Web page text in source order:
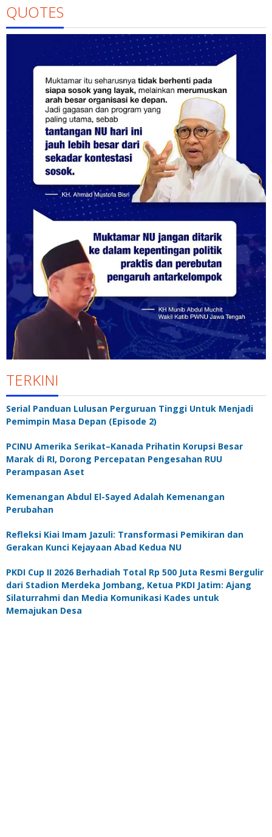
QUOTES
TERKINI
Serial Panduan Lulusan Perguruan Tinggi Untuk Menjadi
Pemimpin Masa Depan (Episode 2)
PCINU Amerika Serikat–Kanada Prihatin Korupsi Besar
Marak di RI, Dorong Percepatan Pengesahan RUU
Perampasan Aset
Kemenangan Abdul El-Sayed Adalah Kemenangan
Perubahan
Refleksi Kiai Imam Jazuli: Transformasi Pemikiran dan
Gerakan Kunci Kejayaan Abad Kedua NU
PKDI Cup II 2026 Berhadiah Total Rp 500 Juta Resmi Bergulir
dari Stadion Merdeka Jombang, Ketua PKDI Jatim: Ajang
Silaturrahmi dan Media Komunikasi Kades untuk
Memajukan Desa